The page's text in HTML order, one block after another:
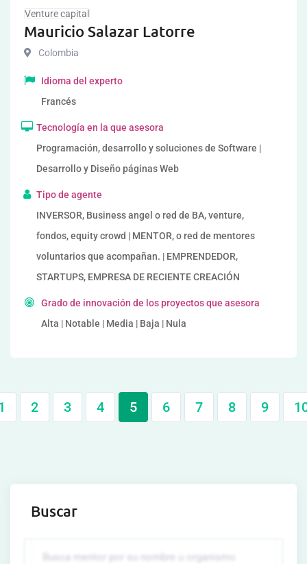
Venture capital
Mauricio Salazar Latorre
Colombia
Idioma del experto
Francés
Tecnología en la que asesora
Programación, desarrollo y soluciones de Software |
Desarrollo y Diseño páginas Web
Tipo de agente
INVERSOR, Business angel o red de BA, venture,
fondos, equity crowd | MENTOR, o red de mentores
voluntarios que acompañan. | EMPRENDEDOR,
STARTUPS, EMPRESA DE RECIENTE CREACIÓN
Grado de innovación de los proyectos que asesora
Alta | Notable | Media | Baja | Nula
2 3 4 5 6 7 8 9
Buscar